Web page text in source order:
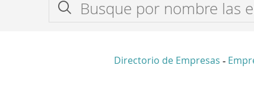
Directorio de Empresas -